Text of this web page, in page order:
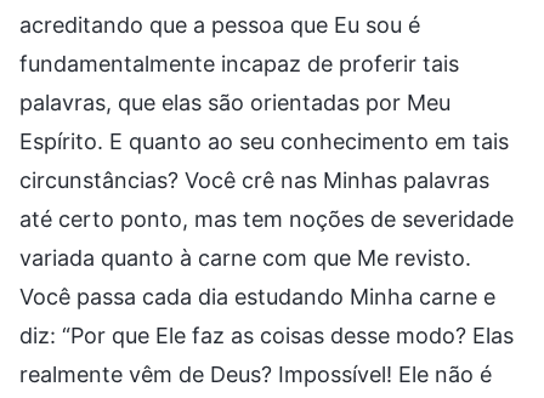
acreditando que a pessoa que Eu sou é
fundamentalmente incapaz de proferir tais
palavras, que elas são orientadas por Meu
Espírito. E quanto ao seu conhecimento em tais
circunstâncias? Você crê nas Minhas palavras
até certo ponto, mas tem noções de severidade
variada quanto à carne com que Me revisto.
Você passa cada dia estudando Minha carne e
diz: “Por que Ele faz as coisas desse modo? Elas
realmente vêm de Deus? Impossível! Ele não é